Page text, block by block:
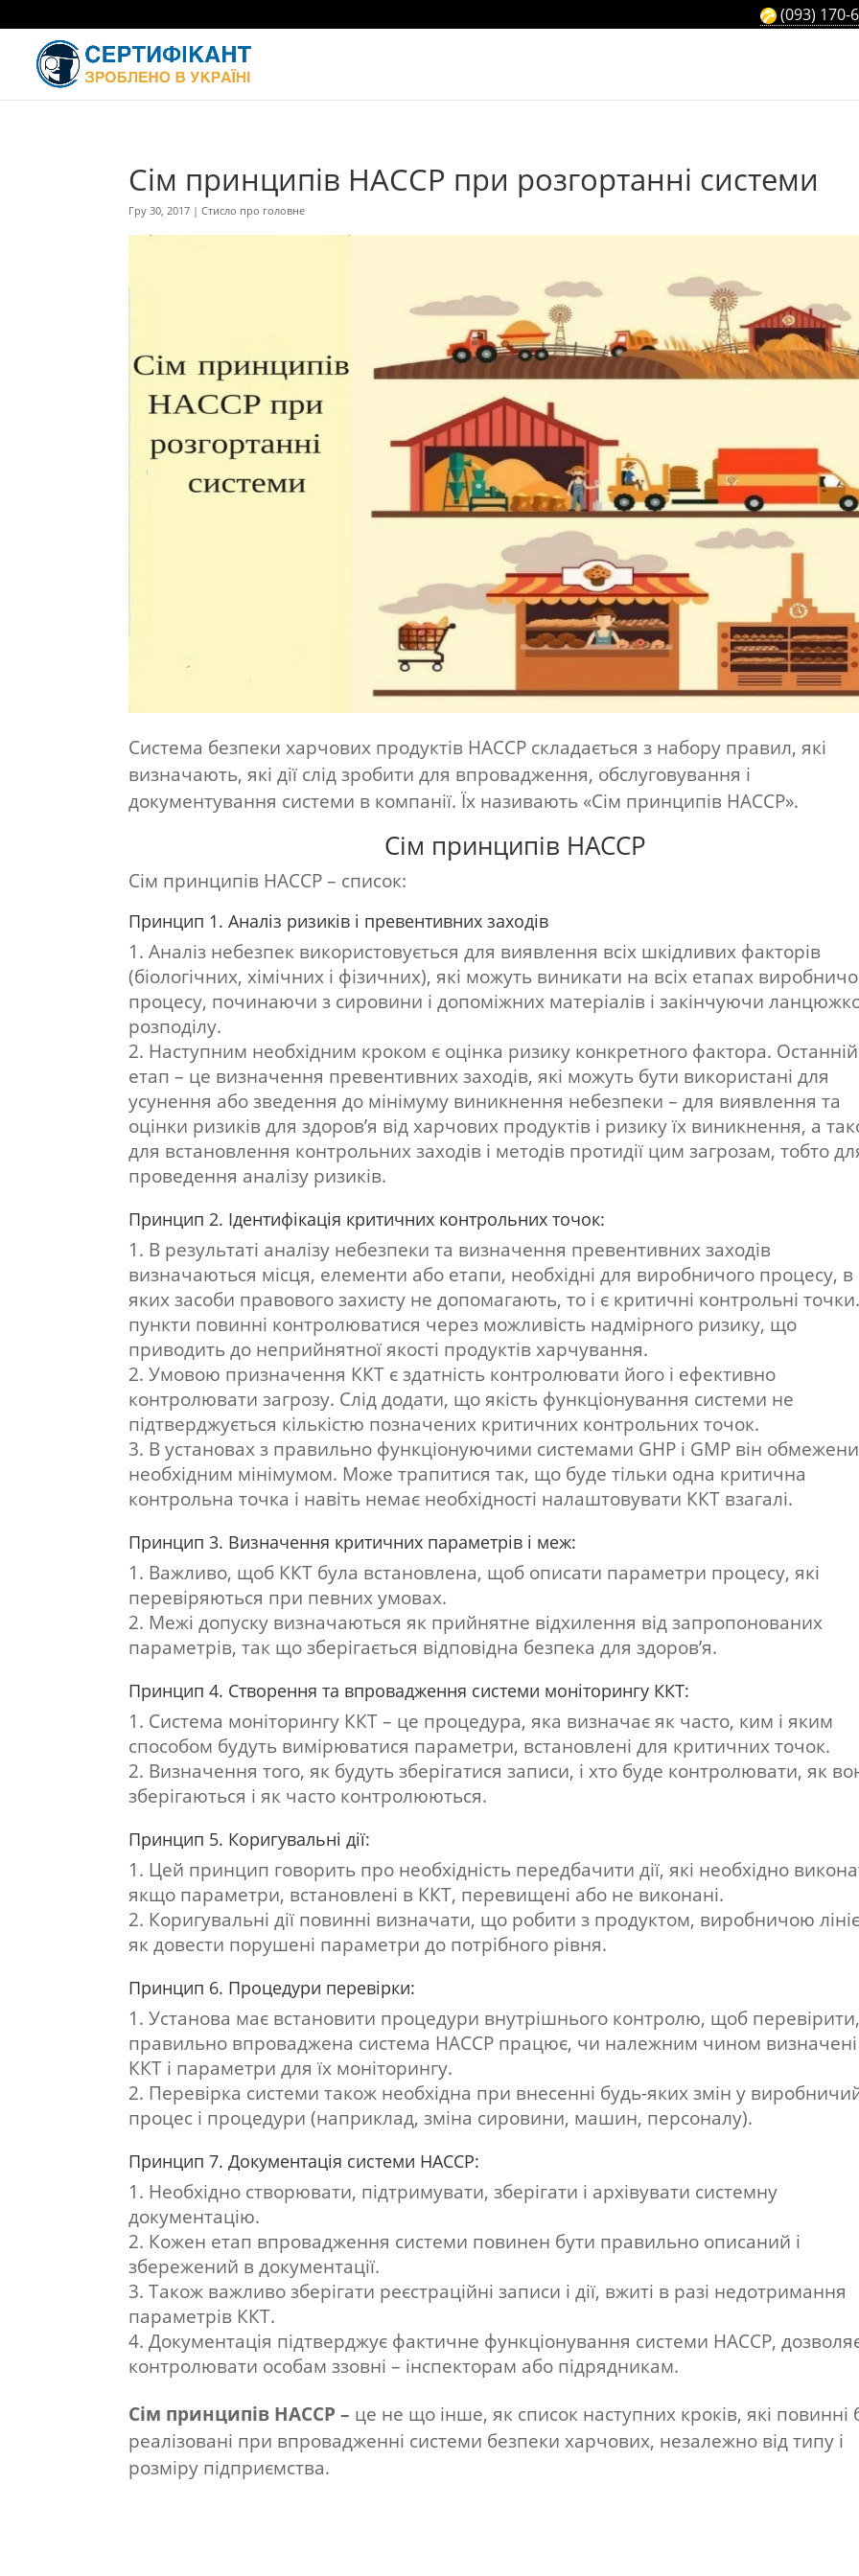
(093) 170-
Сім принципів HACCP при розгортанні системи
Гру 30, 2017 |Стисло про головне
Система безпеки харчових продуктів HACCP складається з набору правил, які
визначають, які дії слід зробити для впровадження, обслуговування і
документування системи в компанії. Їх називають «Сім принципів НАССР».
Сім принципів НАССР
Сім принципів НАССР – список:
Принцип 1. Аналіз ризиків і превентивних заходів
Аналіз небезпек використовується для виявлення всіх шкідливих факторів
(біологічних, хімічних і фізичних), які можуть виникати на всіх етапах
процесу, починаючи з сировини і допоміжних матеріалів і закінчуючи
розподілу.
Наступним необхідним кроком є ​​оцінка ризику конкретного фактора. Останній
етап – це визначення превентивних заходів, які можуть бути використані для
усунення або зведення до мінімуму виникнення небезпеки – для виявлення та
оцінки ризиків для здоров’я від харчових продуктів і ризику їх виникнення, а
для встановлення контрольних заходів і методів протидії цим загрозам, тобто
проведення аналізу ризиків.
Принцип 2. Ідентифікація критичних контрольних точок:
В результаті аналізу небезпеки та визначення превентивних заходів
визначаються місця, елементи або етапи, необхідні для виробничого процесу, в
яких засоби правового захисту не допомагають, то і є критичні контрольні
пункти повинні контролюватися через можливість надмірного ризику, що
приводить до неприйнятної якості продуктів харчування.
Умовою призначення ККТ є здатність контролювати його і ефективно
контролювати загрозу. Слід додати, що якість функціонування системи не
підтверджується кількістю позначених критичних контрольних точок.
В установах з правильно функціонуючими системами GHP і GMP він
необхідним мінімумом. Може трапитися так, що буде тільки одна критична
контрольна точка і навіть немає необхідності налаштовувати ККТ взагалі.
Принцип 3. Визначення критичних параметрів і меж:
Важливо, щоб ККТ була встановлена, щоб описати параметри процесу, які
перевіряються при певних умовах.
Межі допуску визначаються як прийнятне відхилення від запропонованих
параметрів, так що зберігається відповідна безпека для здоров’я.
Принцип 4. Створення та впровадження системи моніторингу ККТ:
Система моніторингу ККТ – це процедура, яка визначає як часто, ким і яким
способом будуть вимірюватися параметри, встановлені для критичних точок.
Визначення того, як будуть зберігатися записи, і хто буде контролювати, як
зберігаються і як часто контролюються.
Принцип 5. Коригувальні дії:
Цей принцип говорить про необхідність передбачити дії, які необхідно
якщо параметри, встановлені в ККТ, перевищені або не виконані.
Коригувальні дії повинні визначати, що робити з продуктом, виробничою
як довести порушені параметри до потрібного рівня.
Принцип 6. Процедури перевірки:
Установа має встановити процедури внутрішнього контролю, щоб
правильно впроваджена система HACCP працює, чи належним чином визначені
ККТ і параметри для їх моніторингу.
Перевірка системи також необхідна при внесенні будь-яких змін у
процес і процедури (наприклад, зміна сировини, машин, персоналу).
Принцип 7. Документація системи HACCP:
Необхідно створювати, підтримувати, зберігати і архівувати системну
документацію.
Кожен етап впровадження системи повинен бути правильно описаний і
збережений в документації.
Також важливо зберігати реєстраційні записи і дії, вжиті в разі недотримання
параметрів ККТ.
Документація підтверджує фактичне функціонування системи HACCP, дозволяє
контролювати особам ззовні – інспекторам або підрядникам.
Сім принципів HACCP – це не що інше, як список наступних кроків, які повинні
реалізовані при впровадженні системи безпеки харчових, незалежно від типу і
розміру підприємства.